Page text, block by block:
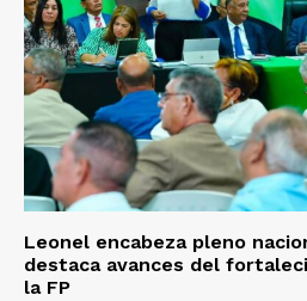
Leonel encabeza pleno
destaca avances del
la FP